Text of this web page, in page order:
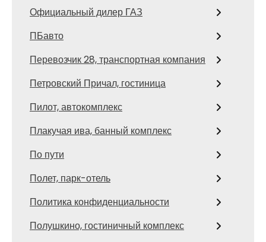
Официальный дилер ГАЗ
ПБавто
Перевозчик 28, транспортная компания
Петровский Причал, гостиница
Пилот, автокомплекс
Плакучая ива, банный комплекс
По пути
Полет, парк-отель
Политика конфиденциальности
Полушкино, гостиничный комплекс